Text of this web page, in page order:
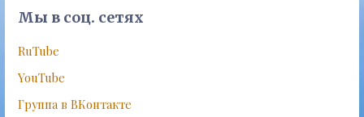
Мы в соц. сетях
RuTube
YouTube
Группа в ВКонтакте